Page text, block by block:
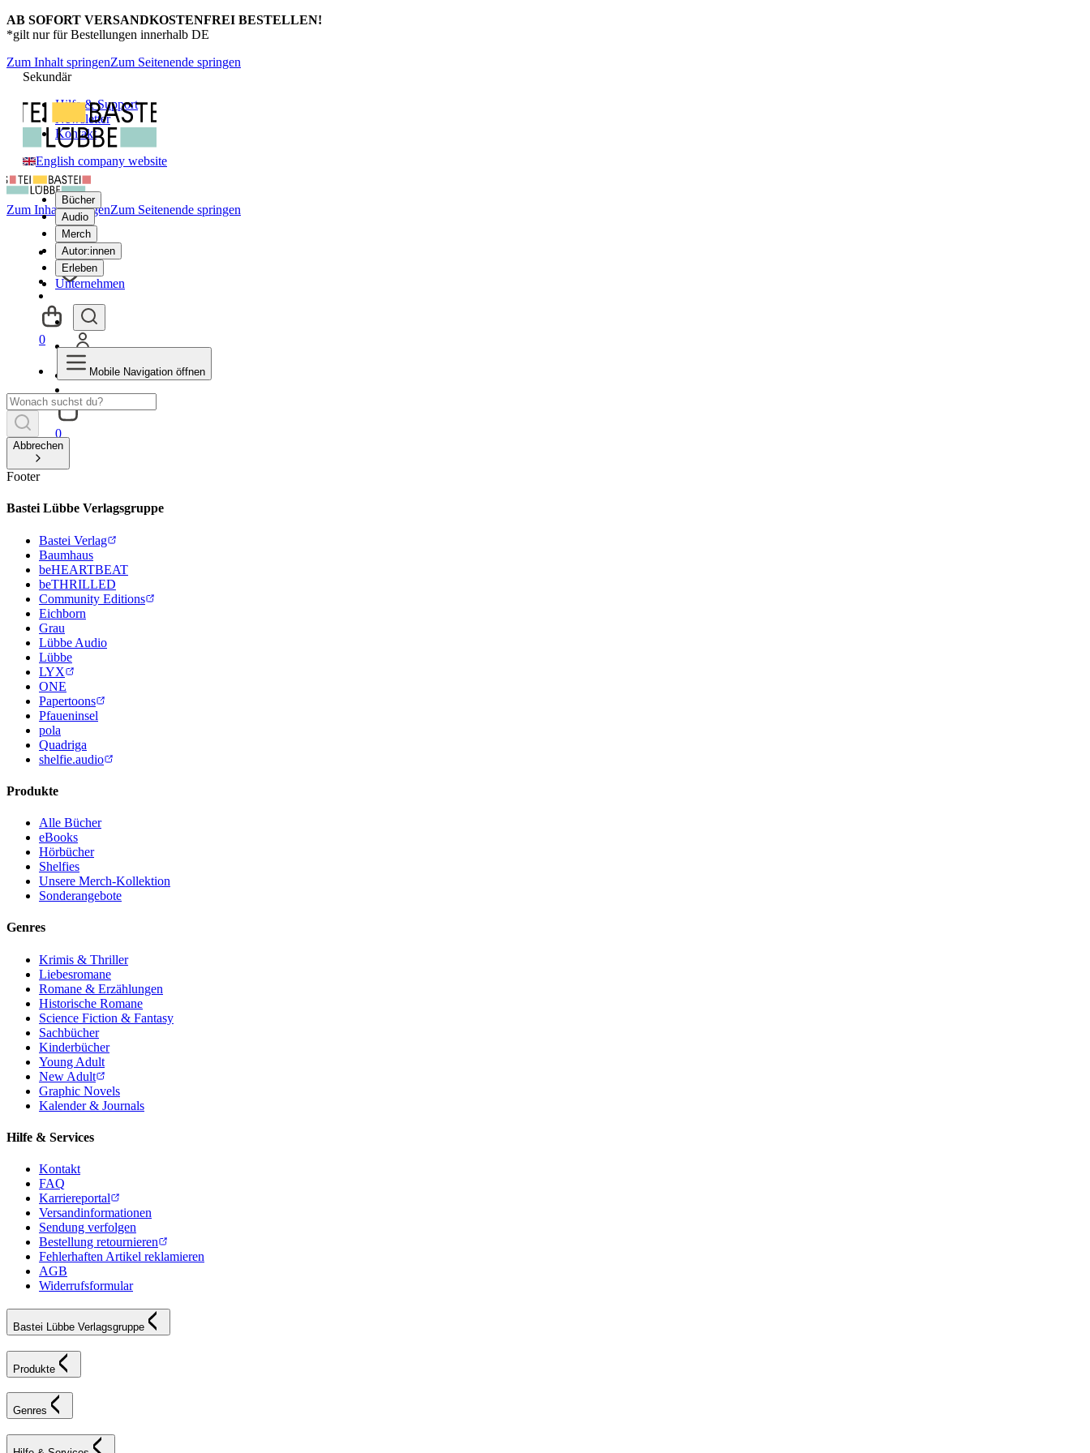
AB SOFORT VERSANDKOSTENFREI BESTELLEN!
*gilt nur für Bestellungen innerhalb DE
Zum Inhalt springenZum Seitenende springen
Sekundär
Hilfe & Support
Newsletter
Kontakt
English company website
Bücher
Audio
Merch
Autor:innen
Erleben
Unternehmen
0
Zum Inhalt springenZum Seitenende springen
0
Mobile Navigation öffnen
Abbrechen
Footer
Bastei Lübbe Verlagsgruppe
Bastei Verlag
Baumhaus
beHEARTBEAT
beTHRILLED
Community Editions
Eichborn
Grau
Lübbe Audio
Lübbe
LYX
ONE
Papertoons
Pfaueninsel
pola
Quadriga
shelfie.audio
Produkte
Alle Bücher
eBooks
Hörbücher
Shelfies
Unsere Merch-Kollektion
Sonderangebote
Genres
Krimis & Thriller
Liebesromane
Romane & Erzählungen
Historische Romane
Science Fiction & Fantasy
Sachbücher
Kinderbücher
Young Adult
New Adult
Graphic Novels
Kalender & Journals
Hilfe & Services
Kontakt
FAQ
Karriereportal
Versandinformationen
Sendung verfolgen
Bestellung retournieren
Fehlerhaften Artikel reklamieren
AGB
Widerrufsformular
Bastei Lübbe Verlagsgruppe
Produkte
Genres